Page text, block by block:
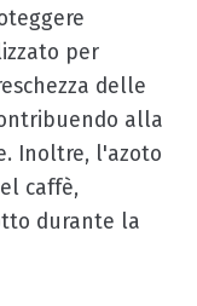
per
delle
alla
Inoltre, l'azoto
caffè,
durante la